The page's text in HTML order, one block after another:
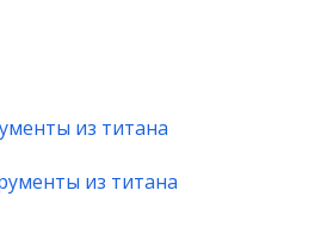
из титана